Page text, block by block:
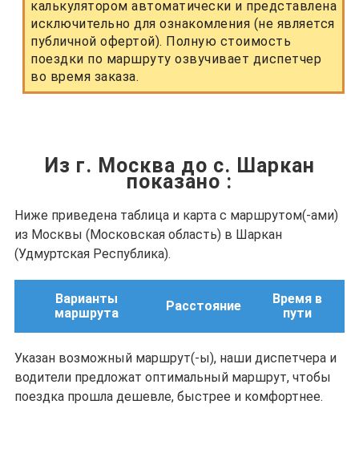
калькулятором автоматически и представлена
исключительно для ознакомления (не является
публичной офертой). Полную стоимость
поездки по маршруту озвучивает диспетчер
во время заказа.
Из г. Москва до с. Шаркан
показано :
Ниже приведена таблица и карта с маршрутом(-ами)
из Москвы (Московская область) в Шаркан
(Удмуртская Республика).
Варианты
маршрута
Расстояние
Время в
пути
Указан возможный маршрут(-ы), наши диспетчера и
водители предложат оптимальный маршрут, чтобы
поездка прошла дешевле, быстрее и комфортнее.